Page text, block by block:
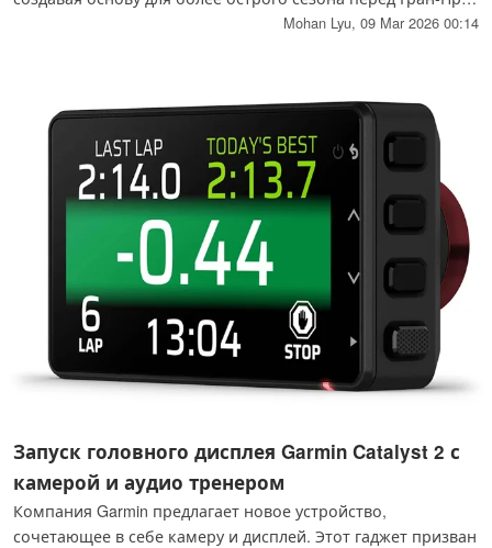
Китая, который состоится на следующей неделе.
Mohan Lyu, 09 Mar 2026 00:14
Запуск головного дисплея Garmin Catalyst 2 с
камерой и аудио тренером
Компания Garmin предлагает новое устройство,
сочетающее в себе камеру и дисплей. Этот гаджет призван